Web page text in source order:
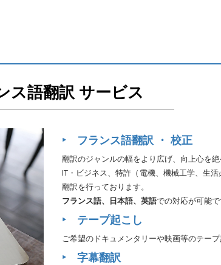
ス語翻訳 サービス
‣ フランス語翻訳 ・ 校正
翻訳のジャンルの幅をより広げ、向上心を
IT・ビジネス、特許（電機、機械工学、生
翻訳を行っております。
フランス語、日本語、英語での対応が可能で
‣ テープ起こし
ご希望のドキュメンタリーや映画等のテー
‣ 字幕翻訳